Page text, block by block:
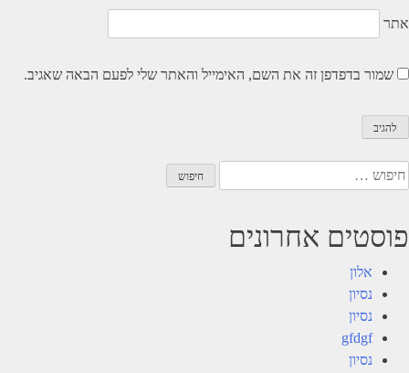
אתר
שמור בדפדפן זה את השם, האימייל והאתר שלי לפעם הבאה שאגיב.
חיפוש:
פוסטים אחרונים
אלון
נסיון
נסיון
gfdgf
נסיון